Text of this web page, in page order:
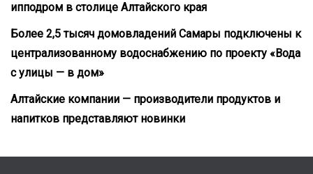
ипподром в столице Алтайского края
Более 2,5 тысяч домовладений Самары подключены к
централизованному водоснабжению по проекту «Вода
с улицы — в дом»
Алтайские компании — производители продуктов и
напитков представляют новинки